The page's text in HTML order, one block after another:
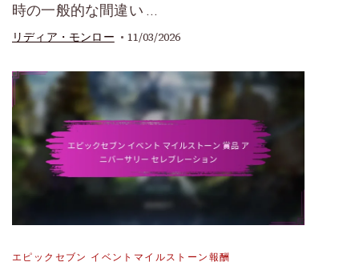
時の一般的な間違い …
リディア・モンロー 11/03/2026
エピックセブン イベントマイルストーン報酬